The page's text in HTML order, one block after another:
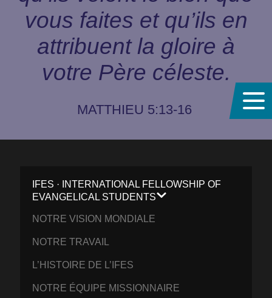
vous faites et qu’ils en
attribuent la gloire à
votre Père céleste.
MATTHIEU 5:13-16
IFES · INTERNATIONAL FELLOWSHIP OF
EVANGELICAL STUDENTS
NOTRE VISION MONDIALE
NOTRE TRAVAIL
L’HISTOIRE DE L’IFES
NOTRE ÉQUIPE MISSIONNAIRE